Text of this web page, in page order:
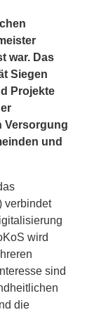
war. Das
Siegen
Projekte
Versorgung
und
verbindet
wird
sind
die